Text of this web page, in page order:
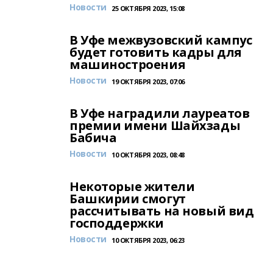
Новости 25 ОКТЯБРЯ 2023, 15:08
В Уфе межвузовский кампус
будет готовить кадры для
машиностроения
Новости 19 ОКТЯБРЯ 2023, 07:06
В Уфе наградили лауреатов
премии имени Шайхзады
Бабича
Новости 10 ОКТЯБРЯ 2023, 08:48
Некоторые жители
Башкирии смогут
рассчитывать на новый вид
господдержки
Новости 10 ОКТЯБРЯ 2023, 06:23